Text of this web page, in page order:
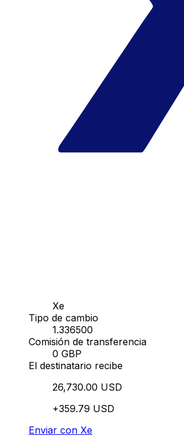
Xe
Tipo de cambio
1.336500
Comisión de transferencia
0 GBP
El destinatario recibe
26,730.00 USD
+359.79 USD
Enviar con Xe